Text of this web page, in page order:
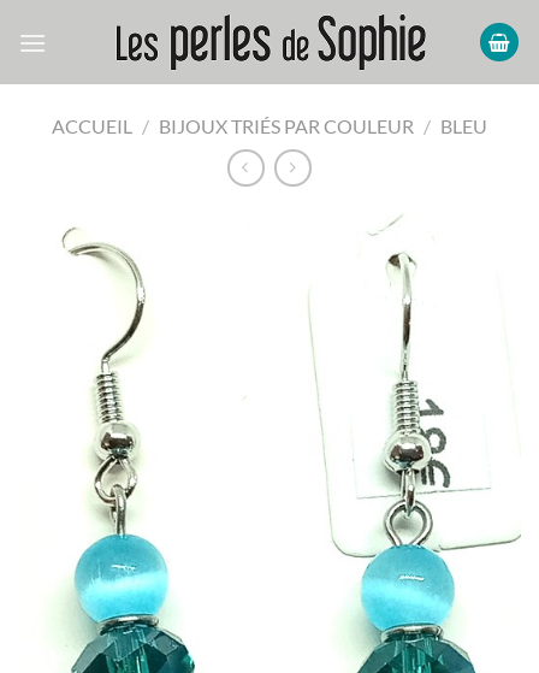
ACCUEIL / BIJOUX TRIÉS PAR COULEUR / BLEU